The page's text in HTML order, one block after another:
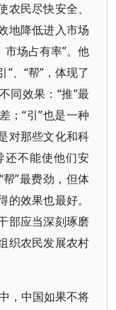
民尽快安全、
地降低进入市场
场占有率”。他
”、“帮”，体现了
同效果：“推”最
；“引”也是一种
对那些文化和科
还不能使他们安
”最费劲，但体
效果也最好。
部应当深刻琢磨
织农民发展农村
，中国如果不将